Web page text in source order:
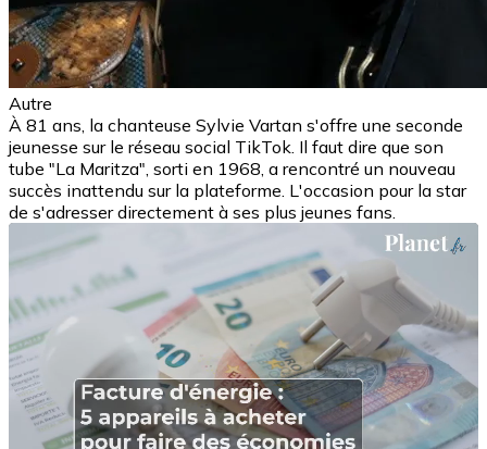
Autre
À 81 ans, la chanteuse Sylvie Vartan s'offre une seconde
jeunesse sur le réseau social TikTok. Il faut dire que son
tube "La Maritza", sorti en 1968, a rencontré un nouveau
succès inattendu sur la plateforme. L'occasion pour la star
de s'adresser directement à ses plus jeunes fans.